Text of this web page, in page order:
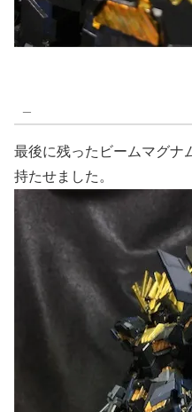
最後に残ったビームマグナ
持たせました。